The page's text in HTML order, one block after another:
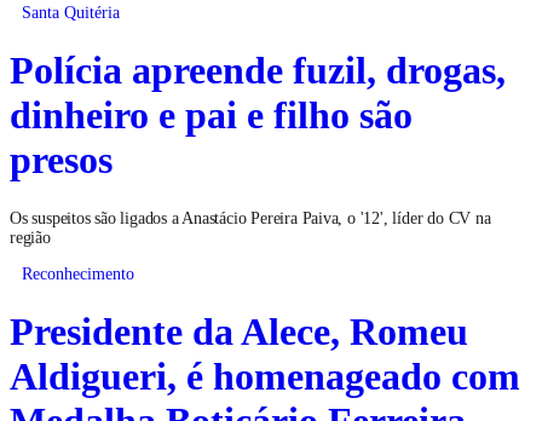
Santa Quitéria
Polícia apreende fuzil, drogas,
dinheiro e pai e filho são
presos
Os suspeitos são ligados a Anastácio Pereira Paiva, o '12', líder do CV na
região
Reconhecimento
Presidente da Alece, Romeu
Aldigueri, é homenageado com